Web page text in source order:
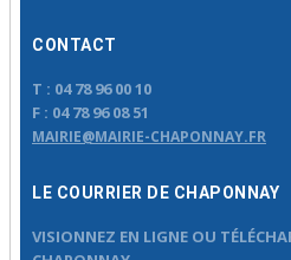
CONTACT
T : 04 78 96 00 10
F : 04 78 96 08 51
MAIRIE@MAIRIE-CHAPONNAY.FR
LE COURRIER DE CHAPONNAY
VISIONNEZ EN LIGNE OU